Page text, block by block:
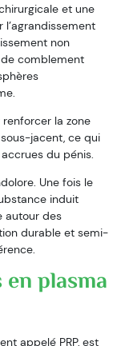
et une
non
comblement
renforcer la zone
jacent, ce qui
du pénis.
Une fois le
induit
autour des
durable et semi-
plasma
appelé PRP, est